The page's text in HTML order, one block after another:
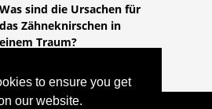
to ensure you get
our website.
Was sind die Ursachen für
das Zähneknirschen in
einem Traum?